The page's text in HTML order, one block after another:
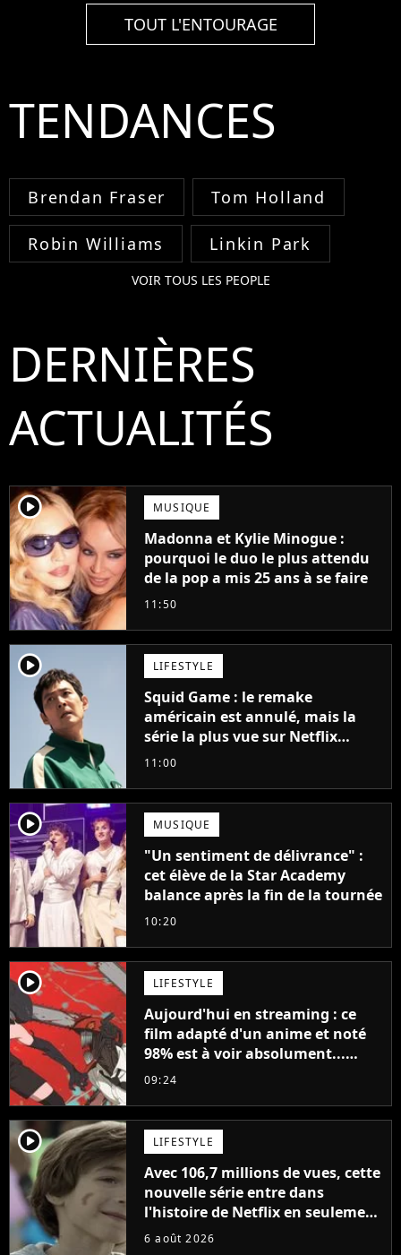
TOUT L'ENTOURAGE
TENDANCES
Brendan Fraser Tom Holland
Robin Williams Linkin Park
VOIR TOUS LES PEOPLE
DERNIÈRES
ACTUALITÉS
player2 MUSIQUE
Madonna et Kylie Minogue :
pourquoi le duo le plus attendu
de la pop a mis 25 ans à se faire
11:50
player2 LIFESTYLE
Squid Game : le remake
américain est annulé, mais la
série la plus vue sur Netflix
pourrait avoir une version
11:00
player2 MUSIQUE
"Un sentiment de délivrance" :
cet élève de la Star Academy
balance après la fin de la tournée
10:20
player2 LIFESTYLE
Aujourd'hui en streaming : ce
film adapté d'un anime et noté
98% est à voir absolument...
sinon vous ne comprendrez plus
09:24
player2 LIFESTYLE
Avec 106,7 millions de vues, cette
nouvelle série entre dans
l'histoire de Netflix en seulement
48 jours
6 août 2026